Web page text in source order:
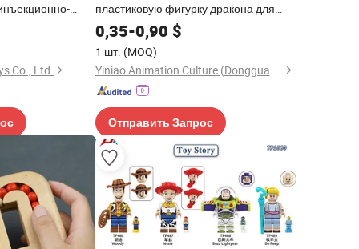
Co., Ltd.
пластиковую фигурку дракона для
маленьких животных, модель игрушки,
подарок для детей
0,35-0,90 $
1 шт. (MOQ)
Yiniao Animation Culture (Dongguan) Co., Ltd.
Отправить Запрос